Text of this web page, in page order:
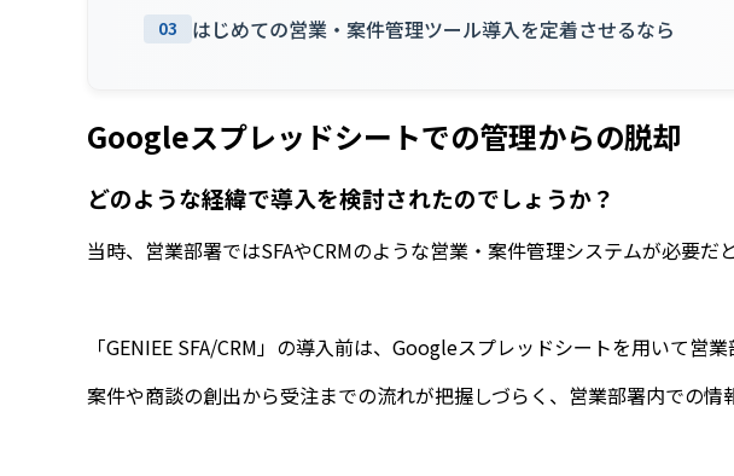
03 はじめての営業・案件管理ツール導入を定着させるなら
Googleスプレッドシートでの管理からの脱却
どのような経緯で導入を検討されたのでしょうか？
当時、営業部署ではSFAやCRMのような営業・案件管理システムが必要
「GENIEE SFA/CRM」の導入前は、Googleスプレッドシートを用いて営
案件や商談の創出から受注までの流れが把握しづらく、営業部署内での情